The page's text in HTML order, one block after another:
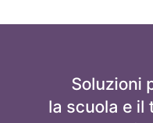
Soluzioni
la scuola e il